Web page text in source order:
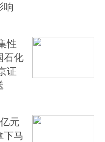
响
性
石化
证
元
下马